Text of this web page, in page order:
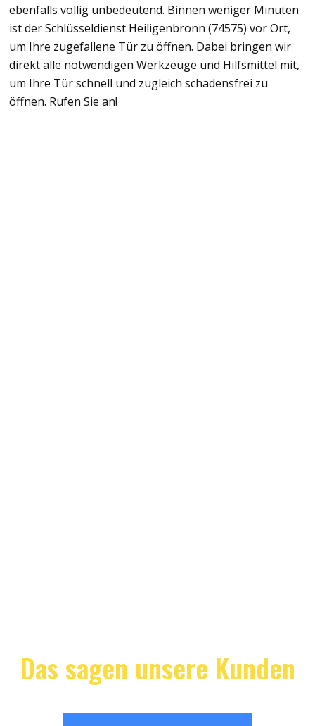
ebenfalls völlig unbedeutend. Binnen weniger Minuten
ist der Schlüsseldienst Heiligenbronn (74575) vor Ort,
um Ihre zugefallene Tür zu öffnen. Dabei bringen wir
direkt alle notwendigen Werkzeuge und Hilfsmittel mit,
um Ihre Tür schnell und zugleich schadensfrei zu
öffnen. Rufen Sie an!
Das sagen unsere Kunden